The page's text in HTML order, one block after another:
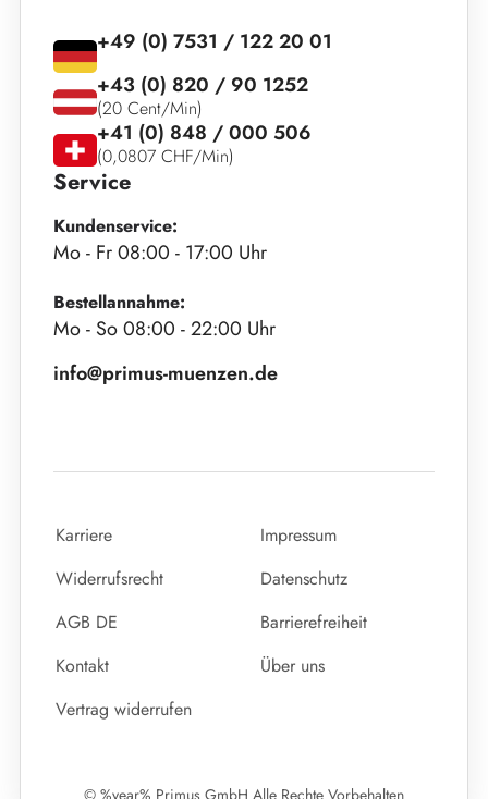
Service
Kundenservice:
Mo - Fr 08:00 - 17:00 Uhr
Bestellannahme:
Mo - So 08:00 - 22:00 Uhr
info@primus-muenzen.de
+49 (0) 7531 / 122 20 01
+43 (0) 820 / 90 1252
(20 Cent/Min)
+41 (0) 848 / 000 506
(0,0807 CHF/Min)
Karriere
Impressum
Widerrufsrecht
Datenschutz
AGB DE
Barrierefreiheit
Kontakt
Über uns
Vertrag widerrufen
© %year% Primus GmbH Alle Rechte Vorbehalten